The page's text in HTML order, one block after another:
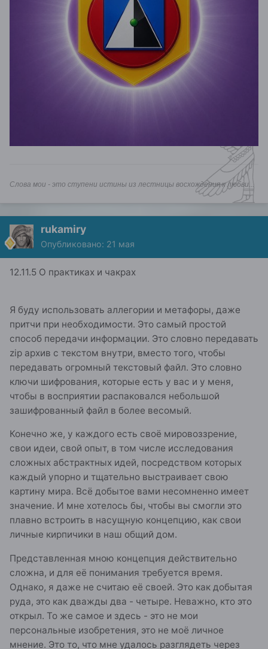
Слова мои - это ступени истины из лестницы восхождения к любви...
rukamiry
Опубликовано: 21 мая
12.11.5 О практиках и чакрах
Я буду использовать аллегории и метафоры, даже
притчи при необходимости. Это самый простой
способ передачи информации. Это словно передавать
zip архив с текстом внутри, вместо того, чтобы
передавать огромный текстовый файл. Это словно
ключи шифрования, которые есть у вас и у меня,
чтобы в восприятии распаковался небольшой
зашифрованный файл в более весомый.
Конечно же, у каждого есть своё мировоззрение,
свои идеи, свой опыт, в том числе исследования
сложных абстрактных идей, посредством которых
каждый упорно и тщательно выстраивает свою
картину мира. Всё добытое вами несомненно имеет
значение. И мне хотелось бы, чтобы вы смогли это
плавно встроить в насущную концепцию, как свои
личные кирпичики в наш общий дом.
Представленная мною концепция действительно
сложна, и для её понимания требуется время.
Однако, я даже не считаю её своей. Это как добытая
руда, это как дважды два - четыре. Неважно, кто это
открыл. То же самое и здесь - это не мои
персональные изобретения, это не моё личное
мнение. Это то, что мне удалось разглядеть через